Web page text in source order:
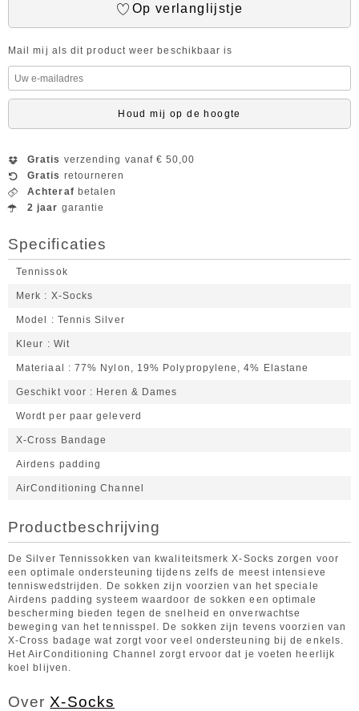
Op verlanglijstje
Mail mij als dit product weer beschikbaar is
Houd mij op de hoogte
Gratis verzending vanaf € 50,00
Gratis retourneren
Achteraf betalen
2 jaar garantie
Specificaties
Tennissok
Merk X-Socks
Model Tennis Silver
Kleur Wit
Materiaal 77% Nylon, 19% Polypropylene, 4% Elastane
Geschikt voor Heren & Dames
Wordt per paar geleverd
X-Cross Bandage
Airdens padding
AirConditioning Channel
Productbeschrijving
De Silver Tennissokken van kwaliteitsmerk X-Socks zorgen voor
een optimale ondersteuning tijdens zelfs de meest intensieve
tenniswedstrijden. De sokken zijn voorzien van het speciale
Airdens padding systeem waardoor de sokken een optimale
bescherming bieden tegen de snelheid en onverwachtse
beweging van het tennisspel. De sokken zijn tevens voorzien van
X-Cross badage wat zorgt voor veel ondersteuning bij de enkels.
Het AirConditioning Channel zorgt ervoor dat je voeten heerlijk
koel blijven.
Over X-Socks